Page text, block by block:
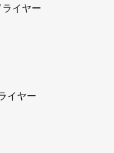
イヤー
イヤー